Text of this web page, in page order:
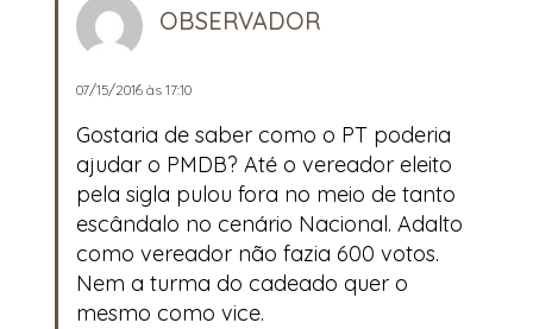
OBSERVADOR
07/15/2016 às 17:10
Gostaria de saber como o PT poderia
ajudar o PMDB? Até o vereador eleito
pela sigla pulou fora no meio de tanto
escândalo no cenário Nacional. Adalto
como vereador não fazia 600 votos.
Nem a turma do cadeado quer o
mesmo como vice.